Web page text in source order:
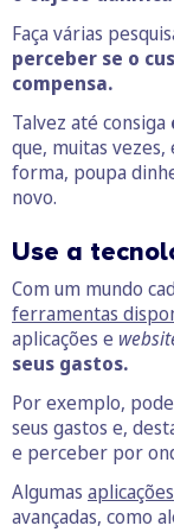
Faça várias
perceber se o
compensa.
Talvez até consiga
que, muitas
forma, poupa
novo.
Use a
Com um mundo
ferramentas
aplicações e
seus gastos.
Por exemplo,
seus gastos e,
e perceber por
Algumas aplicações
avançadas, como